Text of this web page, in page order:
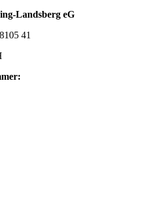
Landsberg eG
41